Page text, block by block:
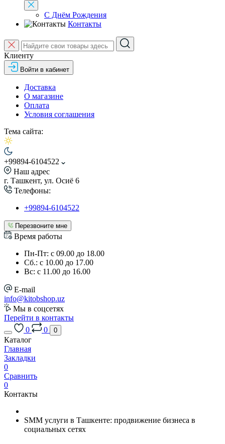
С Днём Рождения
Контакты
Клиенту
Войти в кабинет
Доставка
О магазине
Оплата
Условия соглашения
Тема сайта:
+99894-6104522
Наш адрес
г. Ташкент, ул. Осиё 6
Телефоны:
+99894-6104522
Перезвоните мне
Время работы
Пн-Пт: с 09.00 до 18.00
Сб.: с 10.00 до 17.00
Вс: с 11.00 до 16.00
E-mail
info@kitobshop.uz
Мы в соцсетях
Перейти в контакты
0
0 0
Каталог
Главная
Закладки
0
Сравнить
0
Контакты
SMM услуги в Ташкенте: продвижение бизнеса в
социальных сетях